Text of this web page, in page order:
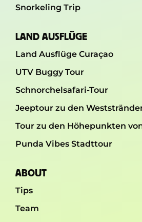
Snorkeling Trip
LAND AUSFLÜGE
Land Ausflüge Curaçao
UTV Buggy Tour
Schnorchelsafari-Tour
Jeeptour zu den
Tour zu den Höhepunkten
Punda Vibes Stadttour
ABOUT
Tips
Team